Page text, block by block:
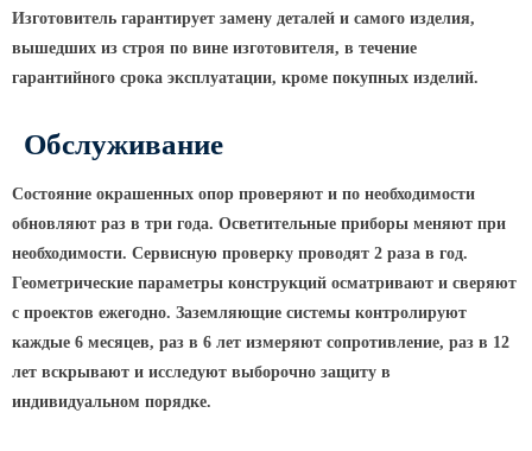
Парковые опоры декоративные
Торшерные опоры освещения
светодиодный консольный
Уличные торшерные светильники
Парковые прожекторы
Архитектурная подсветка
Светильники специального
Изготовитель гарантирует замену деталей и самого изделия,
вышедших из строя по вине изготовителя, в течение
гарантийного срока эксплуатации, кроме покупных изделий.
Обслуживание
Состояние окрашенных опор проверяют и по необходимости
обновляют раз в три года. Осветительные приборы меняют при
необходимости. Сервисную проверку проводят 2 раза в год.
Геометрические параметры конструкций осматривают и сверяют
с проектов ежегодно. Заземляющие системы контролируют
каждые 6 месяцев, раз в 6 лет измеряют сопротивление, раз в 12
лет вскрывают и исследуют выборочно защиту в
индивидуальном порядке.